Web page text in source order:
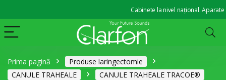
Cabinete la nivel național. Aparate
Prima pagină
Produse laringectomie
CANULE TRAHEALE
CANULE TRAHEALE TRACOE®